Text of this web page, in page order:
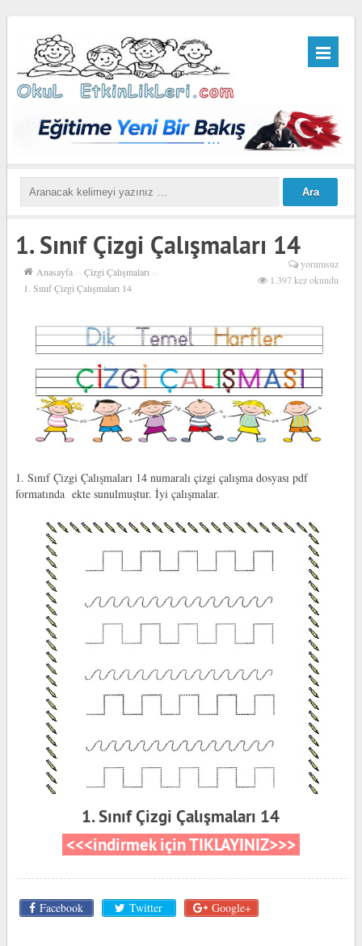
1. Sınıf Çizgi Çalışmaları 14
Anasayfa ›› Çizgi Çalışmaları ››
1. Sınıf Çizgi Çalışmaları 14
yorumsuz
1.397 kez okundu
1. Sınıf Çizgi Çalışmaları 14 numaralı çizgi çalışma dosyası pdf
formatında ekte sunulmuştur. İyi çalışmalar.
1. Sınıf Çizgi Çalışmaları 14
<<<indirmek için TIKLAYINIZ>>>
Facebook Twitter Google+